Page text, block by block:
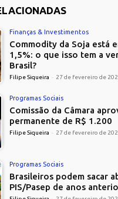
Finanças & Investimentos
Commodity da Soja está
1,5%: o que isso tem a
Brasil?
Filipe Siqueira - 27 de fevereiro de
Programas Sociais
Comissão da Câmara
permanente de R$ 1.200
Filipe Siqueira - 27 de fevereiro de
Programas Sociais
Brasileiros podem sacar
PIS/Pasep de anos